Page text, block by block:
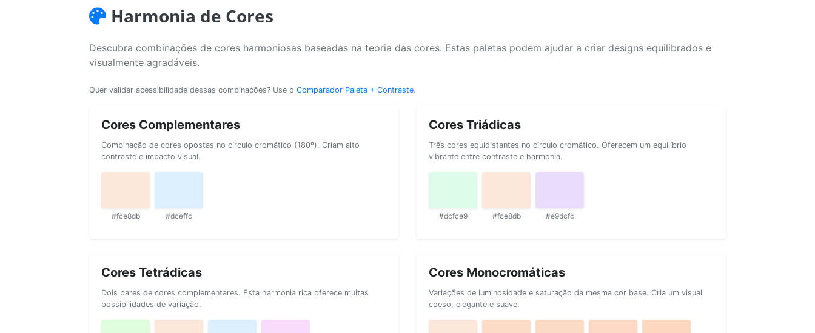
Harmonia de Cores
Descubra combinações de cores harmoniosas baseadas na teoria das cores. Estas paletas podem ajudar a criar designs equilibrados e
visualmente agradáveis.
Quer validar acessibilidade dessas combinações? Use o Comparador Paleta + Contraste.
Cores Complementares
Combinação de cores opostas no círculo cromático (180º). Criam alto
contraste e impacto visual.
#fce8db #dceffc
Cores Triádicas
Três cores equidistantes no círculo cromático. Oferecem um equilíbrio
vibrante entre contraste e harmonia.
#dcfce9 #fce8db #e9dcfc
Cores Tetrádicas
Dois pares de cores complementares. Esta harmonia rica oferece muitas
possibilidades de variação.
Cores Monocromáticas
Variações de luminosidade e saturação da mesma cor base. Cria um visual
coeso, elegante e suave.